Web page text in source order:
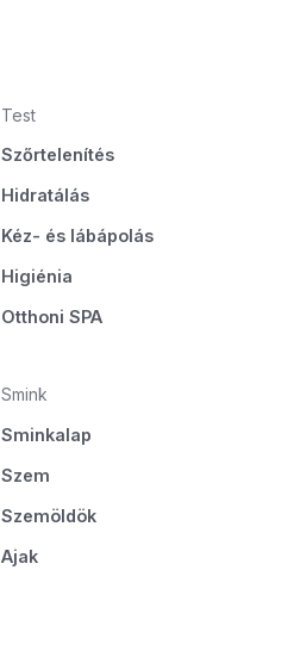
Test
Szőrtelenítés
Hidratálás
Kéz- és lábápolás
Higiénia
Otthoni SPA
Smink
Sminkalap
Szem
Szemöldök
Ajak